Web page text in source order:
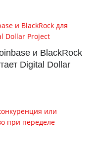
и BlackRock
Digital Dollar